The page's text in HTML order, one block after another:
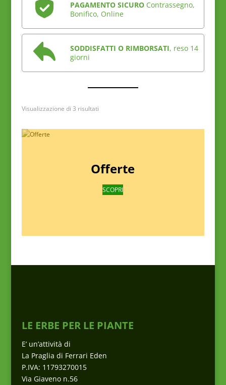
PAGAMENTO SICUROContrassegno,
Bonifico, Online
SODDISFATTI O RIMBORSATI, reso 14
giorni
Visualizzazione di 3 risultati
Offerte
SCOPRI
LE ERBE PER LE PIANTE
E’ un’attività di
La Praglia di Ferrari Eden
P.IVA: 11793270015
Via Giaveno n.56